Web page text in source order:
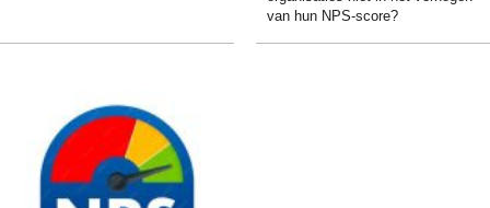
van hun NPS-score?